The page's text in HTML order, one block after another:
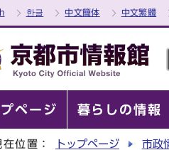
한글 中文簡体 中文繁體
プページ 暮らしの情報
在位置： トップページ 市政